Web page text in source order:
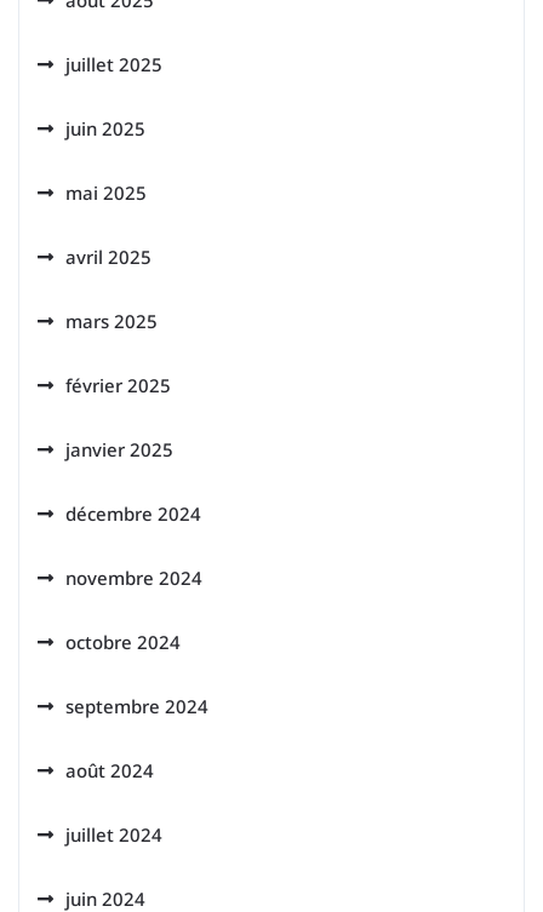
juillet 2025
juin 2025
mai 2025
avril 2025
mars 2025
février 2025
janvier 2025
décembre 2024
novembre 2024
octobre 2024
septembre 2024
août 2024
juillet 2024
juin 2024